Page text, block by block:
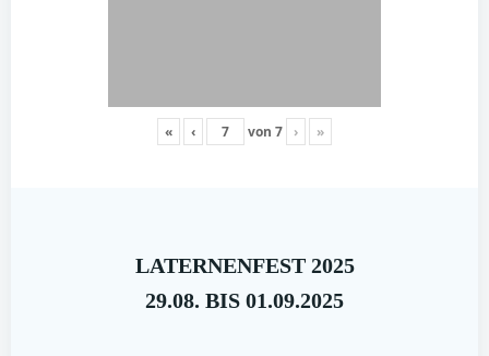
« ‹ von 7 › »
LATERNENFEST 2025
29.08. BIS 01.09.2025